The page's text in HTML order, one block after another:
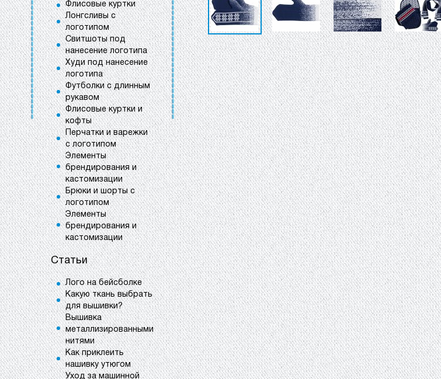
Флисовые куртки
Лонгсливы с
логотипом
Свитшоты под
нанесение логотипа
Худи под нанесение
логотипа
Футболки с длинным
рукавом
Флисовые куртки и
кофты
Перчатки и варежки
с логотипом
Элементы
брендирования и
кастомизации
Брюки и шорты с
логотипом
Элементы
брендирования и
кастомизации
Статьи
Лого на бейсболке
Какую ткань выбрать
для вышивки?
Вышивка
металлизированными
нитями
Как приклеить
нашивку утюгом
Уход за машинной